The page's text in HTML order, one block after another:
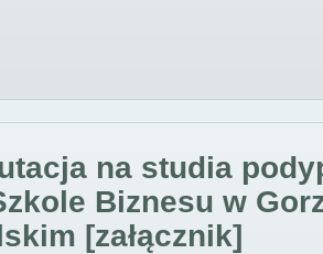
na studia
Biznesu w
[załącznik]